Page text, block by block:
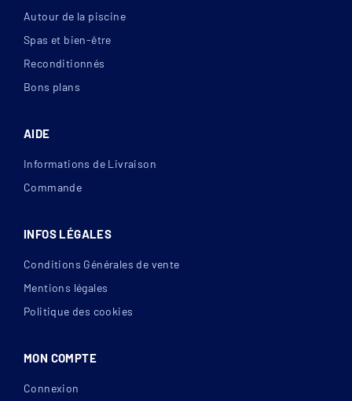
Autour de la piscine
Spas et bien-être
Reconditionnés
Bons plans
AIDE
Informations de Livraison
Commande
INFOS LÉGALES
Conditions Générales de vente
Mentions légales
Politique des cookies
MON COMPTE
Connexion